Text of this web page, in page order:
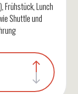
Frühstück, Lunch
Shuttle und